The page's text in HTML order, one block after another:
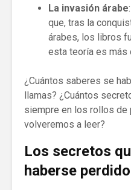
La invasión árabe
que, tras la
árabes, los libros
esta teoría es más
¿Cuántos saberes se
llamas? ¿Cuántos
siempre en los rollos de
volveremos a leer?
Los secretos
haberse perdido